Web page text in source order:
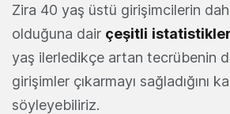
Zira 40 yaş üstü girişimcilerin
olduğuna dair çeşitli istatistikler
yaş ilerledikçe artan tecrübenin
girişimler çıkarmayı sağladığını
söyleyebiliriz.